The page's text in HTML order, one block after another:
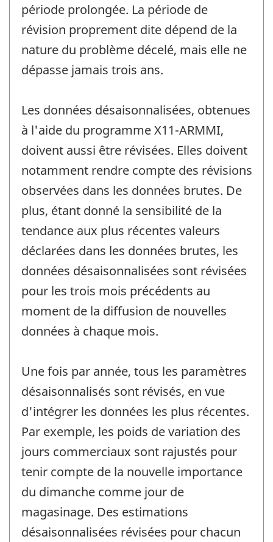
période prolongée. La période de
révision proprement dite dépend de la
nature du problème décelé, mais elle ne
dépasse jamais trois ans.
Les données désaisonnalisées, obtenues
à l'aide du programme X11-ARMMI,
doivent aussi être révisées. Elles doivent
notamment rendre compte des révisions
observées dans les données brutes. De
plus, étant donné la sensibilité de la
tendance aux plus récentes valeurs
déclarées dans les données brutes, les
données désaisonnalisées sont révisées
pour les trois mois précédents au
moment de la diffusion de nouvelles
données à chaque mois.
Une fois par année, tous les paramètres
désaisonnalisés sont révisés, en vue
d'intégrer les données les plus récentes.
Par exemple, les poids de variation des
jours commerciaux sont rajustés pour
tenir compte de la nouvelle importance
du dimanche comme jour de
magasinage. Des estimations
désaisonnalisées révisées pour chacun